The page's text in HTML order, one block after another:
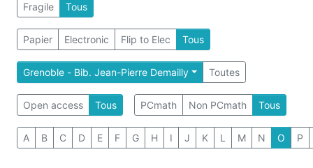
Fragile Tous
Papier Electronic Flip to Elec Tous
Grenoble - Bib. Jean-Pierre Demailly Toutes
Open access Tous PCmath Non PCmath Tous
A B C D E F G H I J K L M N O P